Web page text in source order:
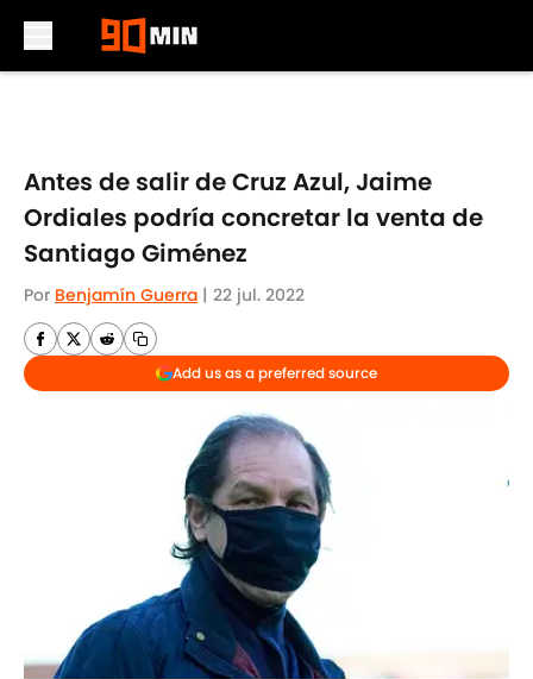
Antes de salir de Cruz Azul, Jaime
Ordiales podría concretar la venta de
Santiago Giménez
Por Benjamín Guerra | 22 jul. 2022
Add us as a preferred source